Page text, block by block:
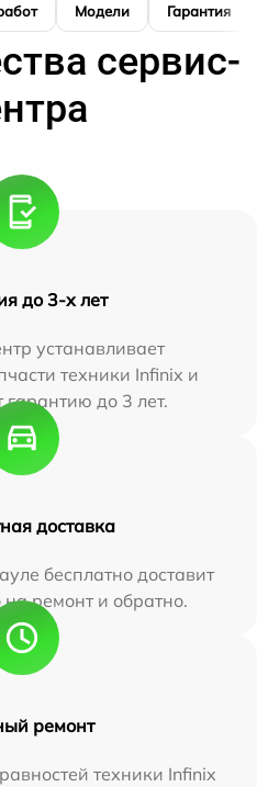
Модели Гарантия
сервис-
до 3-х лет
устанавливает
техники Infinix и
гарантию до 3 лет.
доставка
бесплатно доставит
на ремонт и обратно.
ремонт
техники Infinix